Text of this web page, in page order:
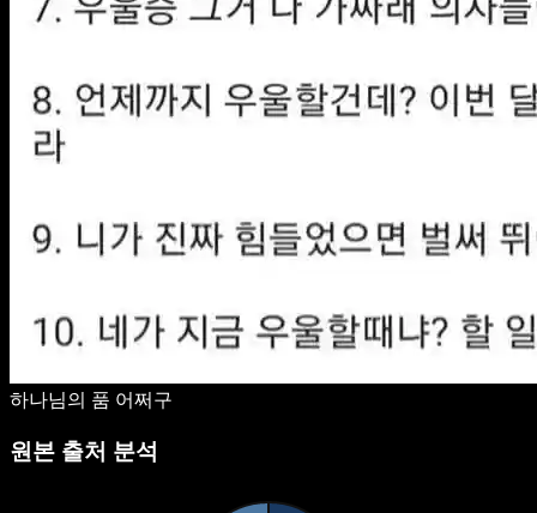
하나님의 품 어쩌구
원본 출처 분석